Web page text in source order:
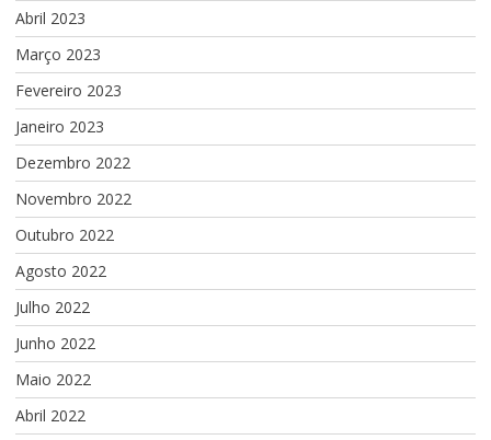
Abril 2023
Março 2023
Fevereiro 2023
Janeiro 2023
Dezembro 2022
Novembro 2022
Outubro 2022
Agosto 2022
Julho 2022
Junho 2022
Maio 2022
Abril 2022